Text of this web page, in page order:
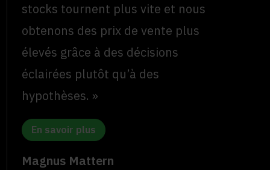
stocks tournent plus vite et nous
obtenons des prix de vente plus
élevés grâce à des décisions
éclairées plutôt qu’à des
hypothèses. »
En savoir plus
Magnus Mattern